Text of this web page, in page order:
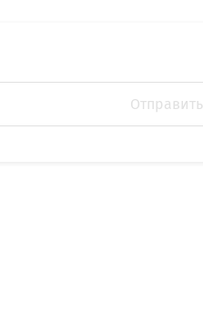
Отправить